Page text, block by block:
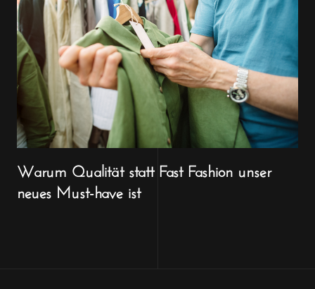
Warum Qualität statt Fast Fashion unser
neues Must-have ist